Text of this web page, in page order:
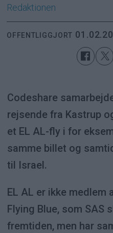
Redaktionen
OFFENTLIGGJORT
Codeshare
rejsende fra Kastrup
et EL AL-fly i for
samme billet og
til Israel.
EL AL er ikke medlem
Flying Blue, som SAS
fremtiden, men har